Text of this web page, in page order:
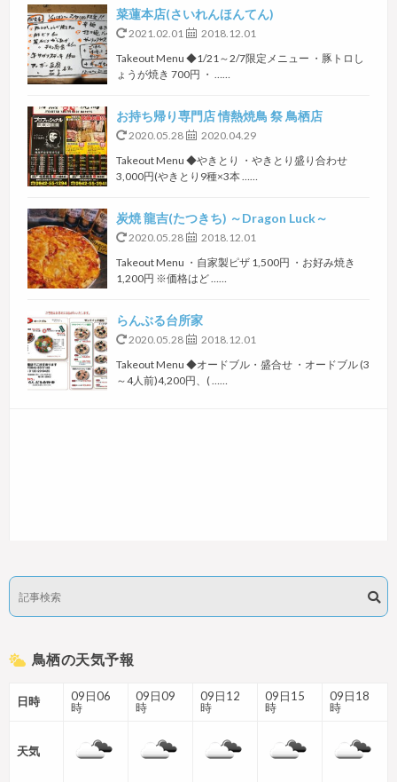
菜蓮本店(さいれんほんてん)
2021.02.01
2018.12.01
Takeout Menu ◆1/21～2/7限定メニュー ・豚トロし
ょうが焼き 700円 ・ ……
お持ち帰り専門店 情熱焼鳥 祭 鳥栖店
2020.05.28
2020.04.29
Takeout Menu ◆やきとり ・やきとり盛り合わせ
3,000円(やきとり9種×3本 ……
炭焼 龍吉(たつきち) ～Dragon Luck～
2020.05.28
2018.12.01
Takeout Menu ・自家製ピザ 1,500円 ・お好み焼き
1,200円 ※価格はど ……
らんぶる台所家
2020.05.28
2018.12.01
Takeout Menu ◆オードブル・盛合せ ・オードブル (3
～4人前)4,200円、( ……
鳥栖の天気予報
日時
09日06
時
09日09
時
09日12
時
09日15
時
09日18
時
天気